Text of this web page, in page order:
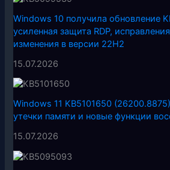
Windows 10 получила обновление
усиленная защита RDP,
изменения в версии 22H2
15.07.2026
Windows 11 KB5101650
утечки памяти и новые функции
15.07.2026